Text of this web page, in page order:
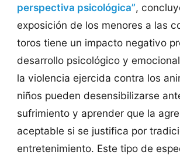
perspectiva psicológica”,
exposición de los menores a las
toros tiene un impacto negativo
desarrollo psicológico y
la violencia ejercida contra los
niños pueden desensibilizarse
sufrimiento y aprender que la
aceptable si se justifica por
entretenimiento. Este tipo de